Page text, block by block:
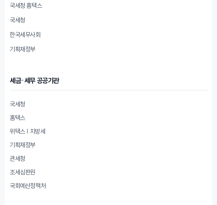
국세청 홈택스
국세청
한국세무사회
기획재정부
세금·세무 공공기관
국세청
홈택스
위택스 | 지방세
기획재정부
관세청
조세심판원
국회예산정책처